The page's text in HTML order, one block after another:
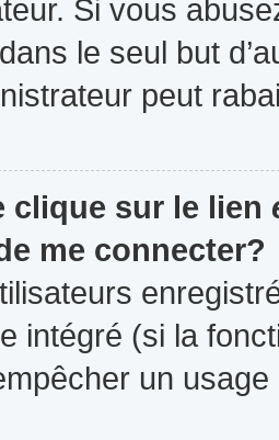
Si vous
le seul but
peut
clique sur le lien
me connecter?
intégré (si la
un